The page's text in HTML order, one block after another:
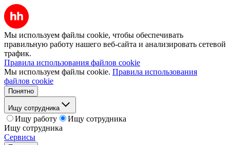
Мы используем файлы cookie, чтобы обеспечивать
правильную работу нашего веб-сайта и анализировать сетевой
трафик.
Правила использования файлов cookie
Мы используем файлы cookie. Правила использования
файлов cookie
Понятно
Ищу сотрудника
Ищу работу
Ищу сотрудника
Ищу сотрудника
Сервисы